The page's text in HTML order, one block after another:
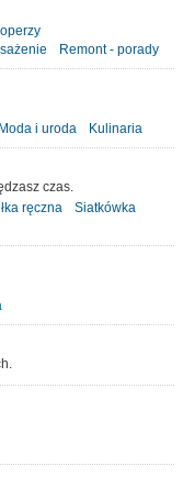
Remont - porady
Moda i uroda Kulinaria
czas.
ręczna
Siatkówka